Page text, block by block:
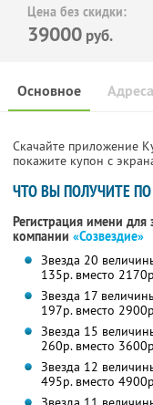
Цена без скидки:
39000 руб.
Основное Адреса
Скачайте приложение
покажите купон с
ЧТО ВЫ ПОЛУЧИТЕ
Регистрация имени для
компании «Созвездие»
Звезда 20
135р. вместо
Звезда 17
197р. вместо
Звезда 15
260р. вместо
Звезда 12
495р. вместо